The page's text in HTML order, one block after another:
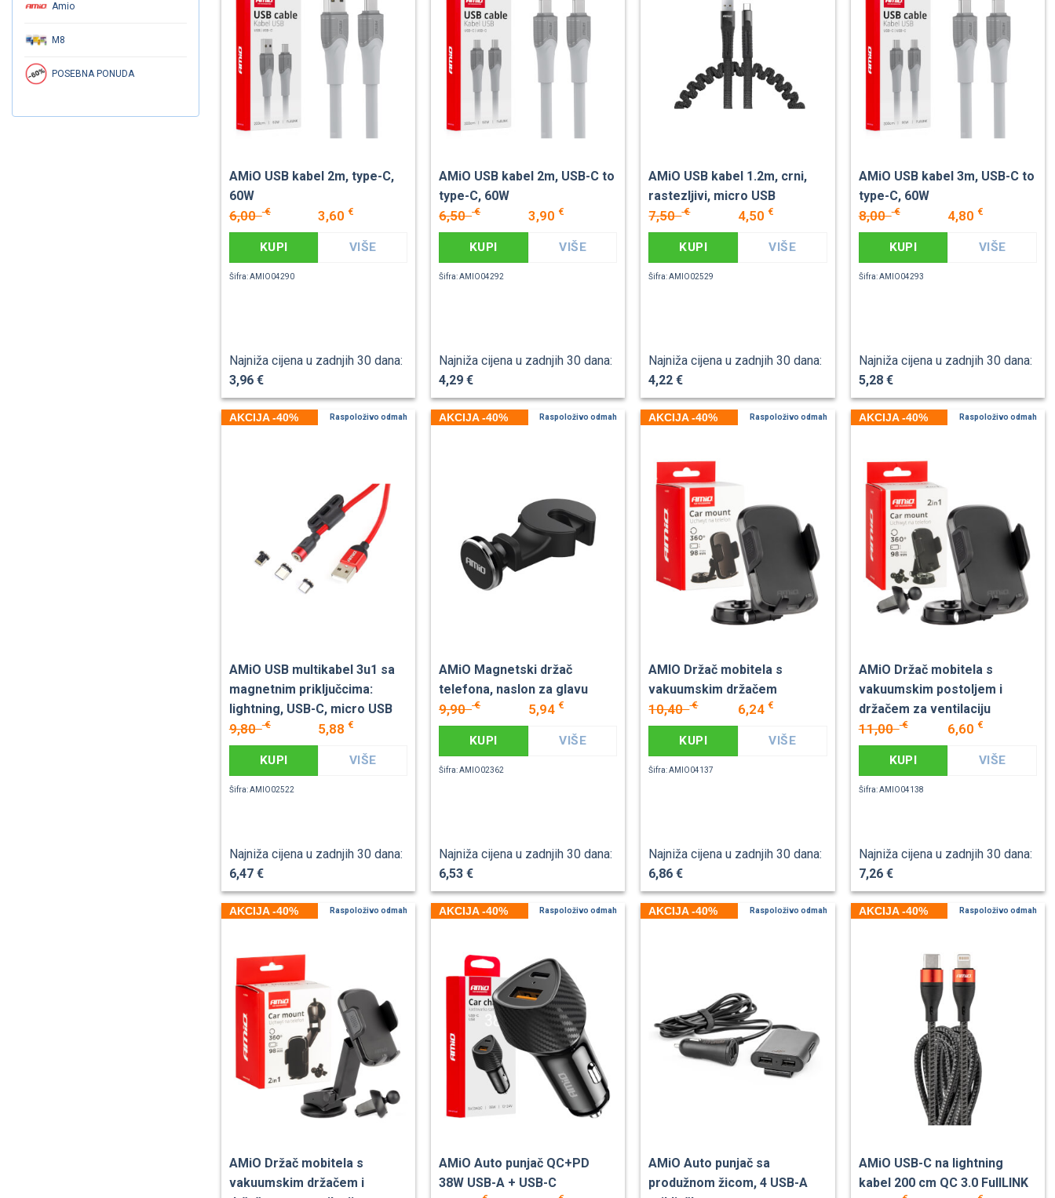
Amio
M8
POSEBNA PONUDA
AMiO USB kabel 2m, type-C,
60W
6,00€ 3,60 €
KUPI VIŠE
Šifra: AMIO04290
Najniža cijena u zadnjih 30 dana:
3,96 €
AMiO USB kabel 2m, USB-C to
type-C, 60W
6,50€ 3,90 €
KUPI VIŠE
Šifra: AMIO04292
Najniža cijena u zadnjih 30 dana:
4,29 €
AMiO USB kabel 1.2m, crni,
rastezljivi, micro USB
7,50€ 4,50 €
KUPI VIŠE
Šifra: AMIO02529
Najniža cijena u zadnjih 30 dana:
4,22 €
AMiO USB kabel 3m, USB-C to
type-C, 60W
8,00€ 4,80 €
KUPI VIŠE
Šifra: AMIO04293
Najniža cijena u zadnjih 30 dana:
5,28 €
AKCIJA -40% Raspoloživo odmah
AMiO USB multikabel 3u1 sa
magnetnim priključcima:
lightning, USB-C, micro USB
9,80€ 5,88 €
KUPI VIŠE
Šifra: AMIO02522
Najniža cijena u zadnjih 30 dana:
6,47 €
AKCIJA -40% Raspoloživo odmah
AMiO Magnetski držač
telefona, naslon za glavu
9,90€ 5,94 €
KUPI VIŠE
Šifra: AMIO02362
Najniža cijena u zadnjih 30 dana:
6,53 €
AKCIJA -40% Raspoloživo odmah
AMIO Držač mobitela s
vakuumskim držačem
10,40€ 6,24 €
KUPI VIŠE
Šifra: AMIO04137
Najniža cijena u zadnjih 30 dana:
6,86 €
AKCIJA -40% Raspoloživo odmah
AMiO Držač mobitela s
vakuumskim postoljem i
držačem za ventilaciju
11,00€ 6,60 €
KUPI VIŠE
Šifra: AMIO04138
Najniža cijena u zadnjih 30 dana:
7,26 €
AKCIJA -40% Raspoloživo odmah
AMiO Držač mobitela s
vakuumskim držačem i
AKCIJA -40% Raspoloživo odmah
AMiO Auto punjač QC+PD
38W USB-A + USB-C
AKCIJA -40% Raspoloživo odmah
AMiO Auto punjač sa
produžnom žicom, 4 USB-A
AKCIJA -40% Raspoloživo odmah
AMiO USB-C na lightning
kabel 200 cm QC 3.0 FullLINK